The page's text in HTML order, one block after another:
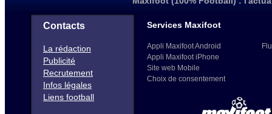
Contacts
La rédaction
Publicité
Recrutement
Infos légales
Liens football
Services Maxifoot
Appli Maxifoot Android
Appli Maxifoot iPhone
Site web Mobile
Choix de consentement